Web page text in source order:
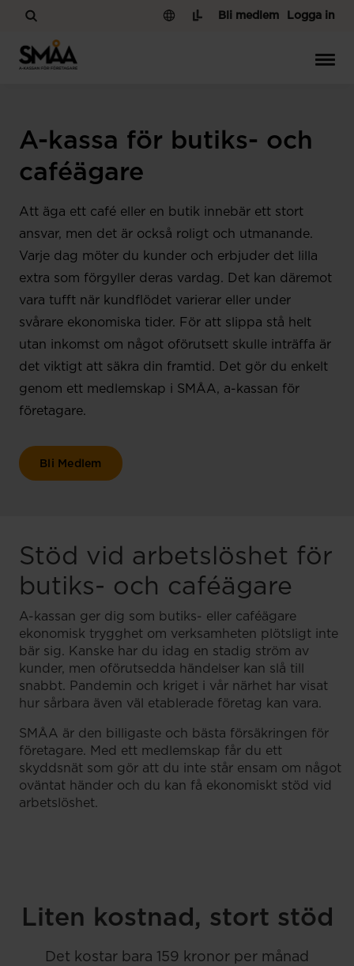
Hoppa till innehåll
Logga in
Bli medlem
A-kassa för butiks- och
caféägare
Att äga ett café eller en butik innebär ett stort
ansvar, men det är också roligt och utmanande.
Varje dag möter du kunder och erbjuder det lilla
extra som förgyller deras vardag. Det kan däremot
vara tufft när kundflödet varierar eller under
svårare ekonomiska tider. För att slippa stå helt
utan inkomst om något oförutsett skulle inträffa är
det viktigt att säkra din framtid. Det gör du enkelt
genom ett medlemskap i SMÅA, a-kassan för
företagare.
Bli Medlem
Stöd vid arbetslöshet för
butiks- och caféägare
A-kassan ger dig som butiks- eller caféägare
ekonomisk trygghet om verksamheten plötsligt inte
bär sig. Kanske har du idag en stadig ström av
kunder, men oförutsedda händelser kan slå till
snabbt. Pandemin och kriget i vår närhet har visat
hur sårbara även väl etablerade företag kan vara.
SMÅA är den billigaste och bästa försäkringen för
företagare. Med ett medlemskap får du ett
skyddsnät som gör att du inte står ensam om något
oväntat händer och du kan få ekonomiskt stöd vid
arbetslöshet.
Liten kostnad, stort stöd
Det kostar bara 159 kronor per månad